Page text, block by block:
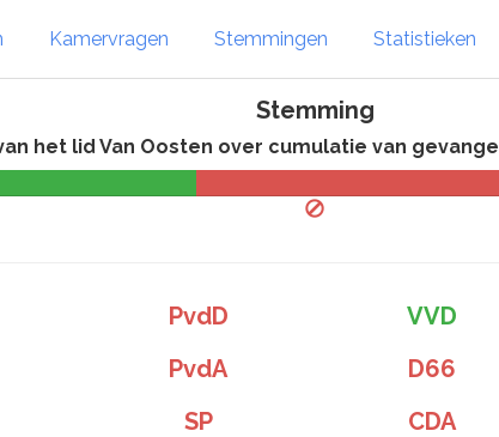
Kamervragen Stemmingen Statistieken
Stemming
het lid Van Oosten over cumulatie van
PvdD VVD
PvdA D66
SP CDA